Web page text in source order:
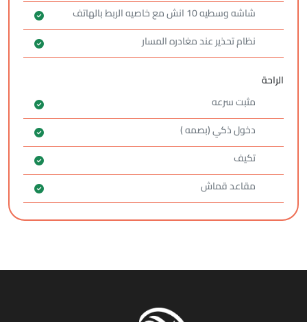
شاشه وسطيه 10 انش مع خاصيه الربط بالهاتف
نظام تحذير عند مغادره المسار
الراحة
مثبت سرعه
دخول ذكي (بصمه )
تكيف
مقاعد قماش